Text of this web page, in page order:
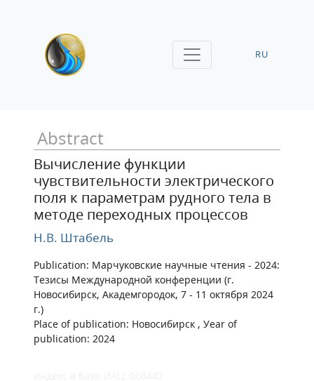
RU
Abstract
Вычисление функции
чувствительности электрического
поля к параметрам рудного тела в
методе переходных процессов
Н.В. Штабель
Publication: Марчуковские научные чтения - 2024:
Тезисы Международной конференции (г.
Новосибирск, Академгородок, 7 - 11 октября 2024
г.)
Place of publication: Новосибирск , Уear of
publication: 2024